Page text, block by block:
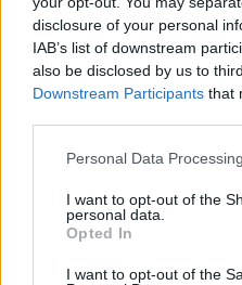
disclosure of your personal
IAB’s list of downstream
also be disclosed by us to
Downstream Participants that
Personal Data
I want to opt-out of the
personal data.
Opted In
I want to opt-out of the
mondiale, macon
Via Confalonieri, 5